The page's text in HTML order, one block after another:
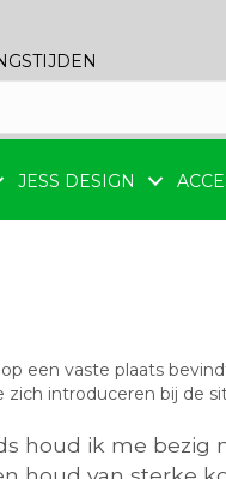
JESS DESIGN
een vaste plaats
introduceren bij de
houd ik me bezig